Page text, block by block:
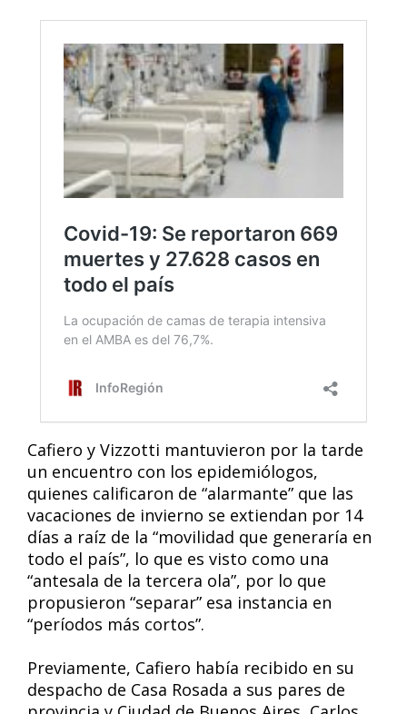
Cafiero y Vizzotti mantuvieron por la tarde
un encuentro con los epidemiólogos,
quienes calificaron de “alarmante” que las
vacaciones de invierno se extiendan por 14
días a raíz de la “movilidad que generaría en
todo el país”, lo que es visto como una
“antesala de la tercera ola”, por lo que
propusieron “separar” esa instancia en
“períodos más cortos”.
Previamente, Cafiero había recibido en su
despacho de Casa Rosada a sus pares de